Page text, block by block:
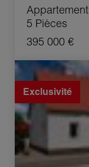
Appartement
5 Pièces
395 000 €
Vente Maison
5 Pièces 90 m²
Exclusivité